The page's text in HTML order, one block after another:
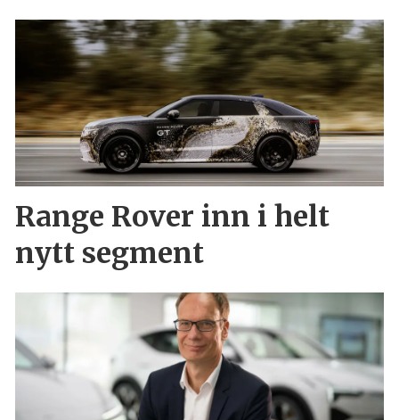
Range Rover inn i helt
nytt segment